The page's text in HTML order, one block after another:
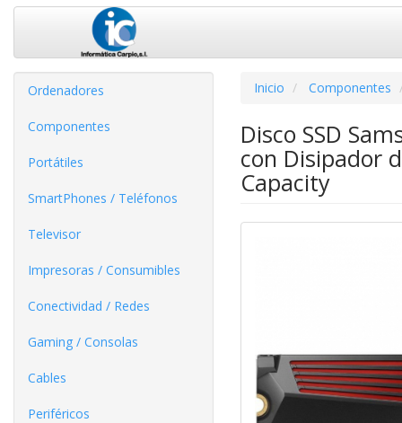
Ordenadores
Componentes
Portátiles
SmartPhones / Teléfonos
Televisor
Impresoras / Consumibles
Conectividad / Redes
Gaming / Consolas
Cables
Periféricos
Inicio Componentes
Disco SSD
con Disipador
Capacity